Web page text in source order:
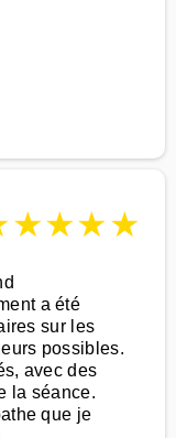
★★★★
a été
sur les
possibles.
avec des
la séance.
que je